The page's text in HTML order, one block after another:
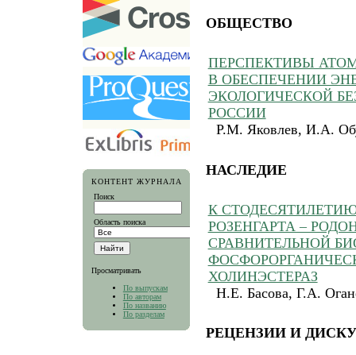
КОНТЕНТ ЖУРНАЛА
Поиск
Область поиска
Просматривать
По выпускам
По авторам
По названию
По разделам
ОБЩЕСТВО
ПЕРСПЕКТИВЫ
В ОБЕСПЕЧЕНИИ
ЭКОЛОГИЧЕСКОЙ
РОССИИ
Р.М. Яковлев, И.А.
НАСЛЕДИЕ
К
РОЗЕНГАРТА –
СРАВНИТЕЛЬНОЙ
ХОЛИНЭСТЕРАЗ
Н.Е. Басова, Г.А.
РЕЦЕНЗИИ И